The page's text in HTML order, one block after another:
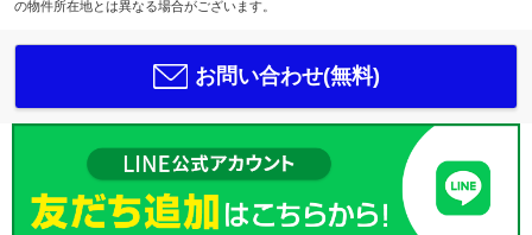
の物件所在地とは異なる場合がございます。
お問い合わせ(無料)